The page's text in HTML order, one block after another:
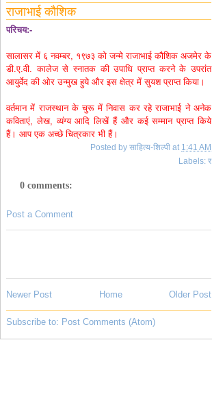
राजाभाई कौशिक
परिचय:-
सालासर में ६ नवम्बर, १९७३ को जन्मे राजाभाई कौशिक अजमेर के
डी.ए.वी. कालेज से स्नातक की उपाधि प्राप्त करने के उपरांत
आयुर्वेद की ओर उन्मुख हुये और इस क्षेत्र में सुयश प्राप्त किया।
वर्तमान में राजस्थान के चुरू में निवास कर रहे राजाभाई ने अनेक
कविताएं, लेख, व्यंग्य आदि लिखें हैं और कई सम्मान प्राप्त किये
हैं। आप एक अच्छे चित्रकार भी हैं।
Posted by साहित्य-शिल्पी at 1:41 AM
Labels: र
0 comments:
Post a Comment
Newer Post Older Post
Home
Subscribe to: Post Comments (Atom)